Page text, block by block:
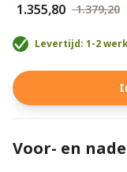
€ 1.355,80 € 1.379,20
Levertijd: 1-2
Voor- en